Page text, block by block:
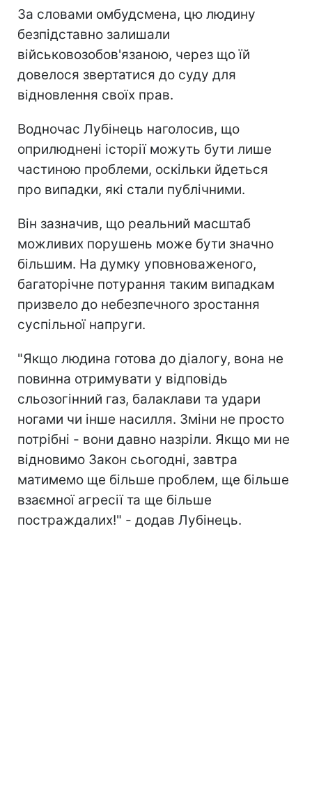
За словами омбудсмена, цю людину
безпідставно залишали
військовозобов'язаною, через що їй
довелося звертатися до суду для
відновлення своїх прав.
Водночас Лубінець наголосив, що
оприлюднені історії можуть бути лише
частиною проблеми, оскільки йдеться
про випадки, які стали публічними.
Він зазначив, що реальний масштаб
можливих порушень може бути значно
більшим. На думку уповноваженого,
багаторічне потурання таким випадкам
призвело до небезпечного зростання
суспільної напруги.
"Якщо людина готова до діалогу, вона не
повинна отримувати у відповідь
сльозогінний газ, балаклави та удари
ногами чи інше насилля. Зміни не просто
потрібні - вони давно назріли. Якщо ми не
відновимо Закон сьогодні, завтра
матимемо ще більше проблем, ще більше
взаємної агресії та ще більше
постраждалих!" - додав Лубінець.